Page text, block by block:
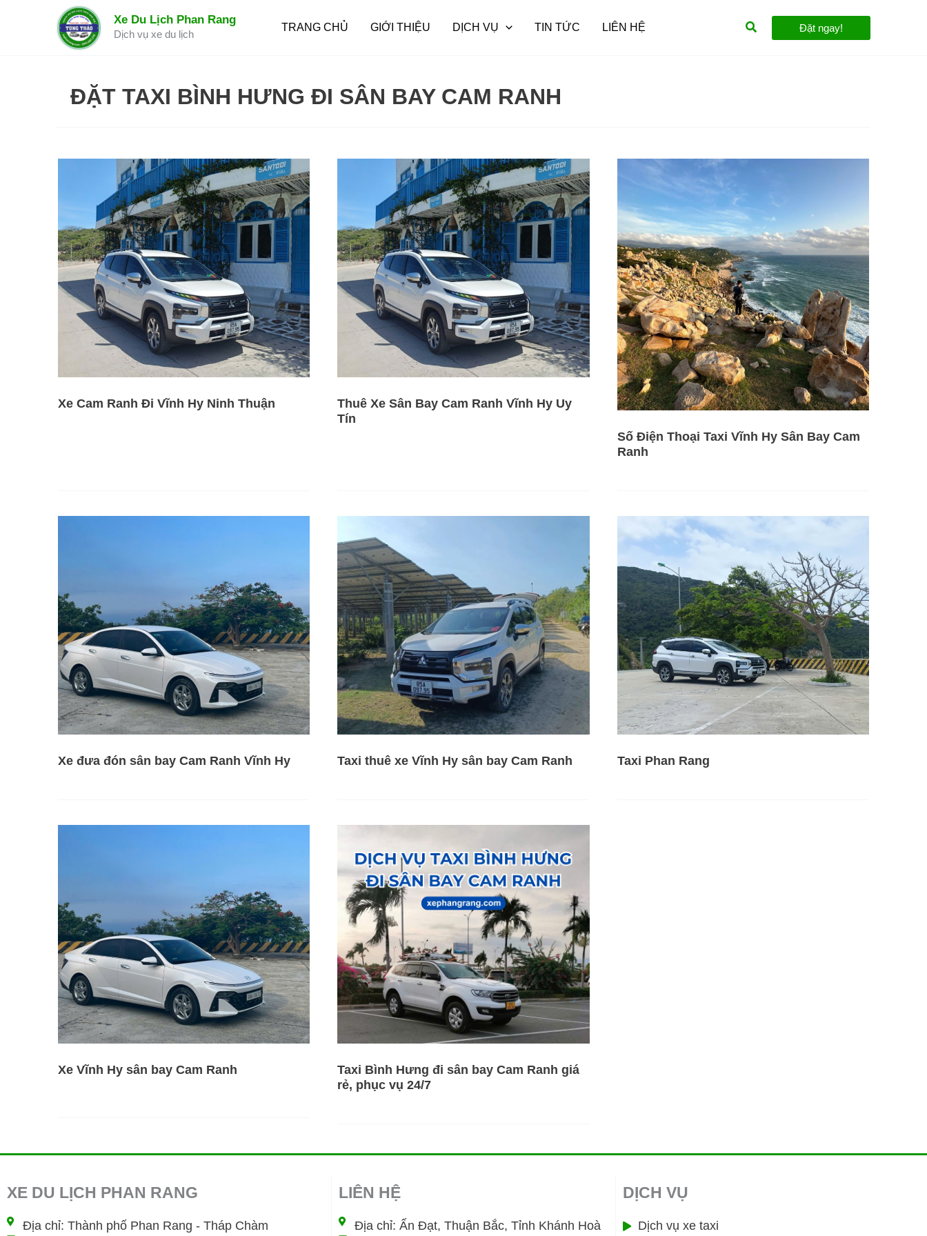
Xe Du Lịch Phan Rang
Dịch vụ xe du lịch
TRANG CHỦ GIỚI THIỆU DỊCH VỤ TIN TỨC LIÊN HỆ
Tìm
Đặt ngay!
ĐẶT TAXI BÌNH HƯNG ĐI SÂN BAY CAM RANH
Xe Cam Ranh Đi Vĩnh Hy Ninh Thuận
Thuê Xe Sân Bay Cam Ranh Vĩnh Hy Uy
Tín
Số Điện Thoại Taxi Vĩnh Hy Sân Bay Cam
Ranh
Xe đưa đón sân bay Cam Ranh Vĩnh Hy Taxi thuê xe Vĩnh Hy sân bay Cam Ranh Taxi Phan Rang
Xe Vĩnh Hy sân bay Cam Ranh
Taxi Bình Hưng đi sân bay Cam Ranh giá
rẻ, phục vụ 24/7
XE DU LỊCH PHAN RANG
Địa chỉ: Thành phố Phan Rang - Tháp Chàm
LIÊN HỆ
Địa chỉ: Ấn Đạt, Thuận Bắc, Tỉnh Khánh Hoà
DỊCH VỤ
Dịch vụ xe taxi